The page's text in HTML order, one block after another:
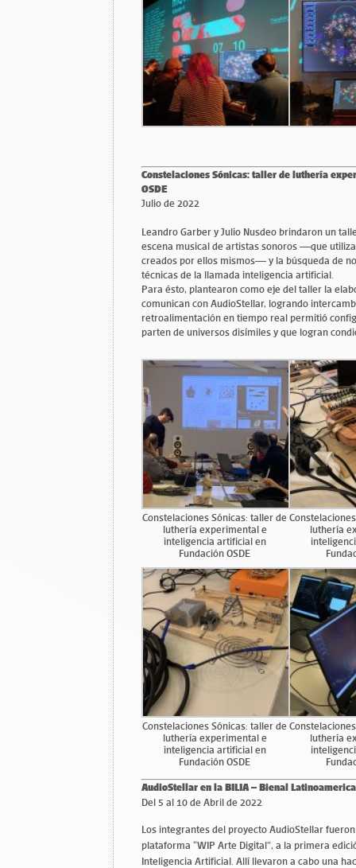
Constelaciones Sónicas: taller de luthería
OSDE
Julio de 2022
Leandro Garber y Julio Nusdeo brindaron un
escena musical de artistas sonoros —que
creados por ellos mismos— y la búsqueda de
técnicas de la llamada inteligencia artificial.
Para ésto, plantearon como eje del taller la
comunican con AudioStellar, logrando
retroalimentación en tiempo real permitió
parten de universos disímiles y que logran
Constelaciones Sónicas: taller de
luthería experimental e
inteligencia artificial en
Fundación OSDE
luthería
Constelaciones Sónicas: taller de
luthería experimental e
inteligencia artificial en
Fundación OSDE
luthería
AudioStellar en la BILIA – Bienal
Del 5 al 10 de Abril de 2022
Los integrantes del proyecto AudioStellar
plataforma “WIP Arte Digital”, a la primera
Inteligencia Artificial. Allí llevaron a cabo una